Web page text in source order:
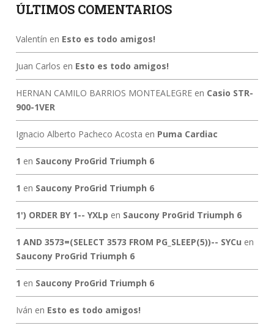
ÚLTIMOS COMENTARIOS
Valentín en Esto es todo amigos!
Juan Carlos en Esto es todo amigos!
HERNAN CAMILO BARRIOS MONTEALEGREen Casio STR-
900-1VER
Ignacio Alberto Pacheco Acosta en Puma Cardiac
1 en Saucony ProGrid Triumph 6
1 en Saucony ProGrid Triumph 6
1') ORDER BY 1-- YXLp en Saucony ProGrid Triumph 6
1 AND 3573=(SELECT 3573 FROM PG_SLEEP(5))-- SYCu en
Saucony ProGrid Triumph 6
1 en Saucony ProGrid Triumph 6
Iván en Esto es todo amigos!